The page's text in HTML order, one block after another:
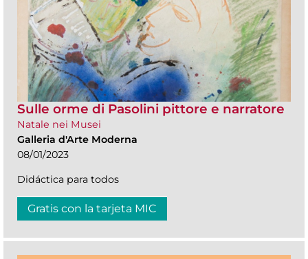
Sulle orme di Pasolini pittore e narratore
Natale nei Musei
Galleria d'Arte Moderna
08/01/2023
Didáctica para todos
Gratis con la tarjeta MIC